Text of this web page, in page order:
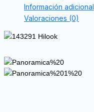
Información adicional
Valoraciones (0)